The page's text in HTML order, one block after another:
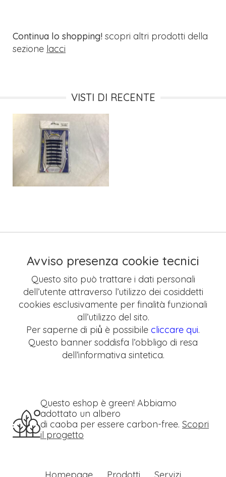
Continua lo shopping! scopri altri prodotti della
sezione lacci
VISTI DI RECENTE
Avviso presenza cookie tecnici
Questo sito può trattare i dati personali
dell’utente attraverso l’utilizzo dei cosiddetti
cookies esclusivamente per finalità funzionali
all’utilizzo del sito.
Per saperne di più̀ è possibile cliccare qui.
Questo banner soddisfa l’obbligo di resa
dell’informativa sintetica.
Questo eshop è green! Abbiamo
adottato un albero
di caoba per essere carbon-free. Scopri
il progetto
Homepage Prodotti Servizi